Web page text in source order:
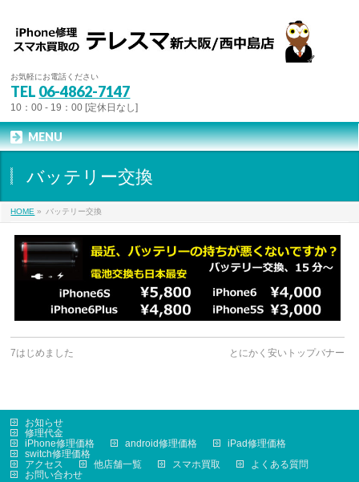
お気軽にお電話ください
TEL 06-4862-7147
10：00 - 19：00 [定休日なし]
MENU
バッテリー交換
HOME » バッテリー交換
7はじめました とにかく安いトップバナー
お知らせ
修理代金
iPhone修理価格
android修理価格
iPad修理価格
switch修理価格
アクセス
他店舗一覧 スマホ買取
よくある質問
お問い合わせ